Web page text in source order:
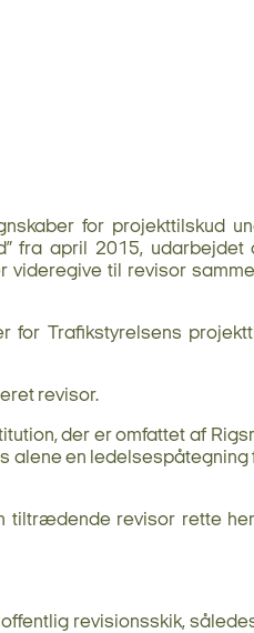
for projekttilskud
fra april 2015,
videregive til revisor
for Trafikstyrelsens
revisor.
der er omfattet af
alene en
revisor rette
revisionsskik,